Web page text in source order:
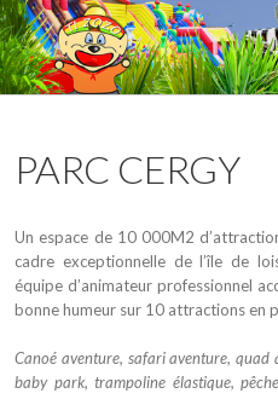
PARC CERGY
Un espace de 10 000M2
cadre exceptionnelle de l’île de
équipe d’animateur professionnel
bonne humeur sur 10 attractions en
Canoé aventure, safari aventure, quad
baby park, trampoline élastique,